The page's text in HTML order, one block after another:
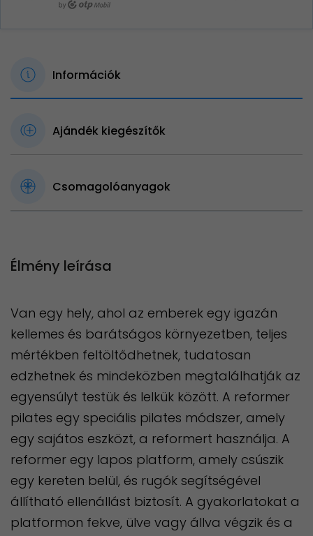
Információk
Ajándék kiegészítők
Csomagolóanyagok
Élmény leírása
Van egy hely, ahol az emberek egy igazán
kellemes és barátságos környezetben, teljes
mértékben feltöltődhetnek, tudatosan
edzhetnek és mindeközben megtalálhatják az
egyensúlyt testük és lelkük között. A reformer
pilates egy speciális pilates módszer, amely
egy sajátos eszközt, a reformert használja. A
reformer egy lapos platform, amely csúszik
egy kereten belül, és rugók segítségével
állítható ellenállást biztosít. A gyakorlatokat a
platformon fekve, ülve vagy állva végzik és a